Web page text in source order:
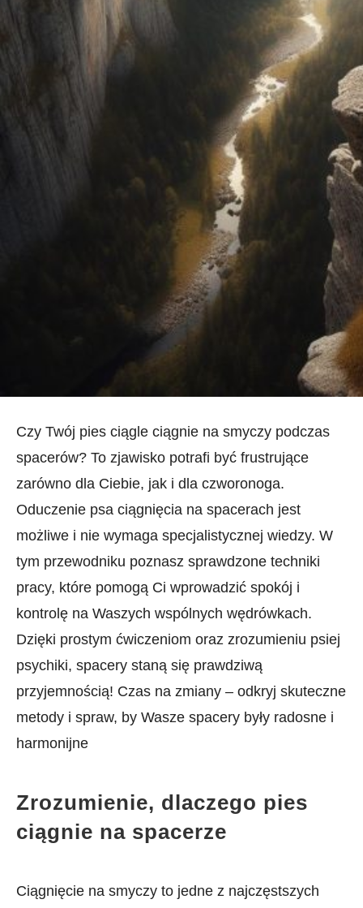
Czy ⁣Twój pies ciągle ciągnie na smyczy⁢ podczas‌
spacerów? To zjawisko potrafi ‌być frustrujące⁣
zarówno dla Ciebie, jak i dla ‍czworonoga.
⁣Oduczenie psa ciągnięcia⁤ na spacerach jest
możliwe i nie wymaga ⁢specjalistycznej wiedzy. W
tym przewodniku poznasz sprawdzone ‌techniki
pracy, ⁤które pomogą Ci wprowadzić spokój i
kontrolę na Waszych wspólnych wędrówkach.
Dzięki⁢ prostym ćwiczeniom oraz zrozumieniu psiej
psychiki, spacery staną​ się prawdziwą
przyjemnością! Czas na zmiany​ – odkryj⁤ skuteczne
‍metody i spraw, by Wasze spacery były radosne i
harmonijne
Zrozumienie, dlaczego pies
ciągnie na spacerze
Ciągnięcie na smyczy to jedne z najczęstszych